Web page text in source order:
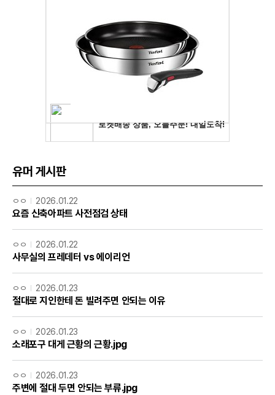
유머 게시판
ㅇㅇ 2026.01.22
요즘 신축아파트 사전점검 상태
ㅇㅇ 2026.01.22
사무실의 프레데터 vs 에이리언
ㅇㅇ 2026.01.23
절대로 지인한테 돈 빌려주면 안되는 이유
ㅇㅇ 2026.01.23
소래포구 대게 근황의 근황.jpg
ㅇㅇ 2026.01.23
주변에 절대 두면 안되는 부류.jpg